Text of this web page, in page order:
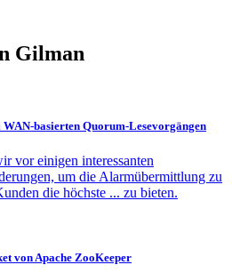
Gilman
basierten Quorum-Lesevorgängen
vor einigen interessanten
um die Alarmübermittlung zu
die höchste ... zu bieten.
von Apache ZooKeeper